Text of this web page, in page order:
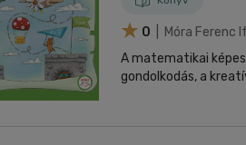
0
| Móra Ferenc
A matematikai
gondolkodás, a